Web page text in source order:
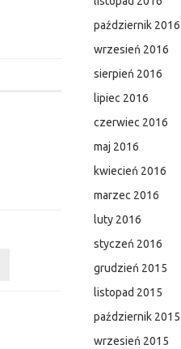
październik 2016
wrzesień 2016
sierpień 2016
lipiec 2016
czerwiec 2016
maj 2016
kwiecień 2016
marzec 2016
luty 2016
styczeń 2016
grudzień 2015
listopad 2015
październik 2015
wrzesień 2015